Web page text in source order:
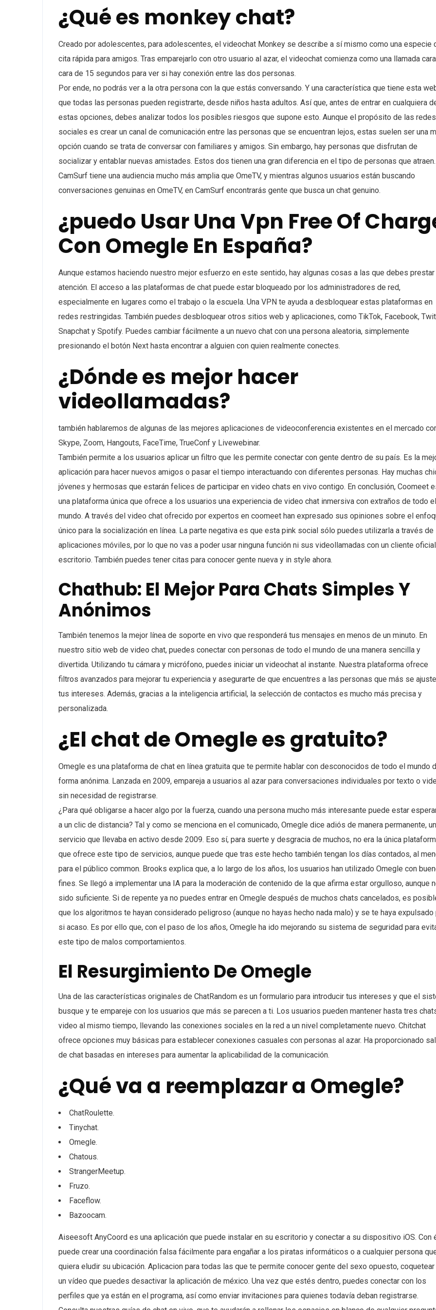
¿Qué es monkey chat?
Creado por adolescentes, para adolescentes, el videochat Monkey se describe a sí mismo como una especie
cita rápida para amigos. Tras emparejarlo con otro usuario al azar, el videochat comienza como una llamada
cara de 15 segundos para ver si hay conexión entre las dos personas.
Por ende, no podrás ver a la otra persona con la que estás conversando. Y una característica que tiene esta
que todas las personas pueden registrarte, desde niños hasta adultos. Así que, antes de entrar en cualquiera
estas opciones, debes analizar todos los posibles riesgos que supone esto. Aunque el propósito de las redes
sociales es crear un canal de comunicación entre las personas que se encuentran lejos, estas suelen ser una
opción cuando se trata de conversar con familiares y amigos. Sin embargo, hay personas que disfrutan de
socializar y entablar nuevas amistades. Estos dos tienen una gran diferencia en el tipo de personas que atraen.
CamSurf tiene una audiencia mucho más amplia que OmeTV, y mientras algunos usuarios están buscando
conversaciones genuinas en OmeTV, en CamSurf encontrarás gente que busca un chat genuino.
¿puedo Usar Una Vpn Free Of
Con Omegle En España?
Aunque estamos haciendo nuestro mejor esfuerzo en este sentido, hay algunas cosas a las que debes prestar
atención. El acceso a las plataformas de chat puede estar bloqueado por los administradores de red,
especialmente en lugares como el trabajo o la escuela. Una VPN te ayuda a desbloquear estas plataformas en
redes restringidas. También puedes desbloquear otros sitios web y aplicaciones, como TikTok, Facebook,
Snapchat y Spotify. Puedes cambiar fácilmente a un nuevo chat con una persona aleatoria, simplemente
presionando el botón Next hasta encontrar a alguien con quien realmente conectes.
¿Dónde es mejor hacer
videollamadas?
también hablaremos de algunas de las mejores aplicaciones de videoconferencia existentes en el mercado
Skype, Zoom, Hangouts, FaceTime, TrueConf y Livewebinar.
También permite a los usuarios aplicar un filtro que les permite conectar con gente dentro de su país. Es la
aplicación para hacer nuevos amigos o pasar el tiempo interactuando con diferentes personas. Hay muchas
jóvenes y hermosas que estarán felices de participar en video chats en vivo contigo. En conclusión, Coomeet
una plataforma única que ofrece a los usuarios una experiencia de video chat inmersiva con extraños de todo el
mundo. A través del video chat ofrecido por expertos en coomeet han expresado sus opiniones sobre el
único para la socialización en línea. La parte negativa es que esta pink social sólo puedes utilizarla a través de
aplicaciones móviles, por lo que no vas a poder usar ninguna función ni sus videollamadas con un cliente
escritorio. También puedes tener citas para conocer gente nueva y in style ahora.
Chathub: El Mejor Para Chats Simples Y
Anónimos
También tenemos la mejor línea de soporte en vivo que responderá tus mensajes en menos de un minuto. En
nuestro sitio web de video chat, puedes conectar con personas de todo el mundo de una manera sencilla y
divertida. Utilizando tu cámara y micrófono, puedes iniciar un videochat al instante. Nuestra plataforma ofrece
filtros avanzados para mejorar tu experiencia y asegurarte de que encuentres a las personas que más se
tus intereses. Además, gracias a la inteligencia artificial, la selección de contactos es mucho más precisa y
personalizada.
¿El chat de Omegle es gratuito?
Omegle es una plataforma de chat en línea gratuita que te permite hablar con desconocidos de todo el mundo
forma anónima. Lanzada en 2009, empareja a usuarios al azar para conversaciones individuales por texto o
sin necesidad de registrarse.
¿Para qué obligarse a hacer algo por la fuerza, cuando una persona mucho más interesante puede estar
a un clic de distancia? Tal y como se menciona en el comunicado, Omegle dice adiós de manera permanente, un
servicio que llevaba en activo desde 2009. Eso sí, para suerte y desgracia de muchos, no era la única
que ofrece este tipo de servicios, aunque puede que tras este hecho también tengan los días contados, al
para el público common. Brooks explica que, a lo largo de los años, los usuarios han utilizado Omegle con
fines. Se llegó a implementar una IA para la moderación de contenido de la que afirma estar orgulloso, aunque
sido suficiente. Si de repente ya no puedes entrar en Omegle después de muchos chats cancelados, es
que los algoritmos te hayan considerado peligroso (aunque no hayas hecho nada malo) y se te haya expulsado
si acaso. Es por ello que, con el paso de los años, Omegle ha ido mejorando su sistema de seguridad para
este tipo de malos comportamientos.
El Resurgimiento De Omegle
Una de las características originales de ChatRandom es un formulario para introducir tus intereses y que el
busque y te empareje con los usuarios que más se parecen a ti. Los usuarios pueden mantener hasta tres
video al mismo tiempo, llevando las conexiones sociales en la red a un nivel completamente nuevo. Chitchat
ofrece opciones muy básicas para establecer conexiones casuales con personas al azar. Ha proporcionado
de chat basadas en intereses para aumentar la aplicabilidad de la comunicación.
¿Qué va a reemplazar a Omegle?
ChatRoulette.
Tinychat.
Omegle.
Chatous.
StrangerMeetup.
Fruzo.
Faceflow.
Bazoocam.
Aiseesoft AnyCoord es una aplicación que puede instalar en su escritorio y conectar a su dispositivo iOS. Con
puede crear una coordinación falsa fácilmente para engañar a los piratas informáticos o a cualquier persona
quiera eludir su ubicación. Aplicacion para todas las que te permite conocer gente del sexo opuesto, coquetear
un vídeo que puedes desactivar la aplicación de méxico. Una vez que estés dentro, puedes conectar con los
perfiles que ya están en el programa, así como enviar invitaciones para quienes todavía deban registrarse.